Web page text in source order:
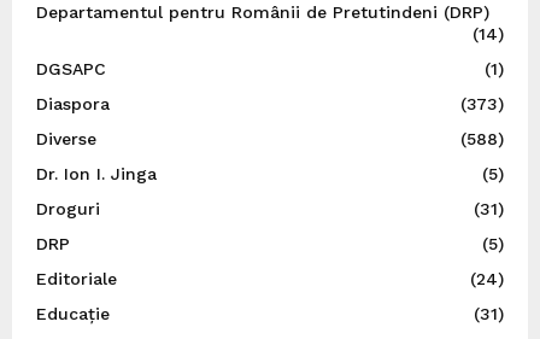
Departamentul pentru Românii de Pretutindeni (DRP)
(14)
DGSAPC
(1)
Diaspora
(373)
Diverse
(588)
Dr. Ion I. Jinga
(5)
Droguri
(31)
DRP
(5)
Editoriale
(24)
Educație
(31)